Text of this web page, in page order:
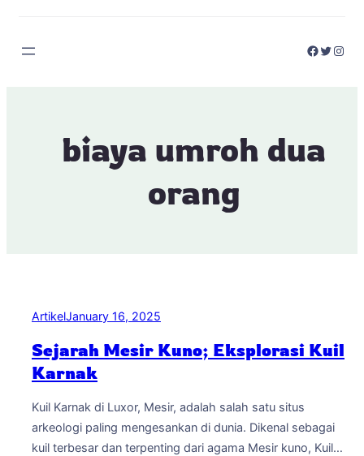
Twitter
biaya umroh dua
orang
ArtikelJanuary 16, 2025
Sejarah Mesir Kuno; Eksplorasi Kuil
Karnak
Kuil Karnak di Luxor, Mesir, adalah salah satu situs
arkeologi paling mengesankan di dunia. Dikenal sebagai
kuil terbesar dan terpenting dari agama Mesir kuno, Kuil